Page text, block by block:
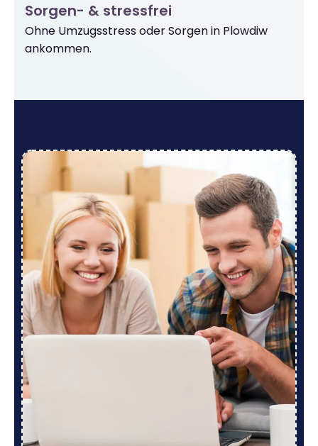
Sorgen- & stressfrei
Ohne Umzugsstress oder Sorgen in Plowdiw
ankommen.